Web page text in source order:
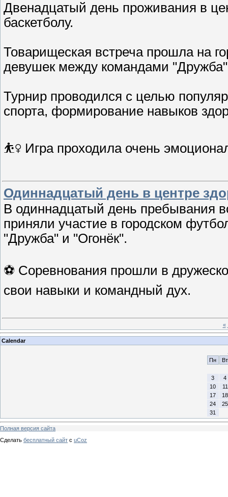
Двенадцатый день проживания в
баскетболу.
Товарищеская встреча прошла на
девушек между командами
Турнир проводился с целью
спорта, формирование навыков
⛹️‍♀️ Игра проходила очень
Одиннадцатый день в центре
В одиннадцатый день пребывания
приняли участие в городском
"Дружба" и "Огонёк".
⚽️ Соревнования прошли в
свои навыки и командный дух.
«
Calendar
Пн
Вт
3
4
10
11
17
18
24
25
31
Полная версия сайта
Сделать бесплатный сайт с uCoz